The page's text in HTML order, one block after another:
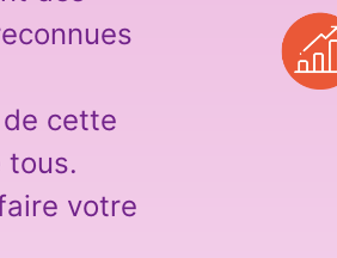
cette
tous.
votre